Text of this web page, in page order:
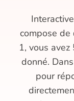
compose de
1, vous
donné.
pour